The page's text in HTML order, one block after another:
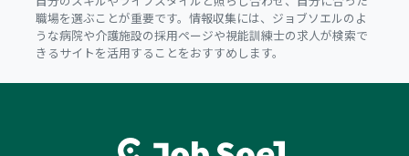
職場を選ぶことが重要です。情報収集には、ジョブソエルのよ
うな病院や介護施設の採用ページや視能訓練士の求人が検索で
きるサイトを活用することをおすすめします。